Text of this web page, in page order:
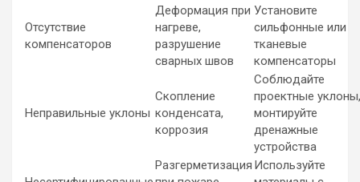
Отсутствие
компенсаторов
Деформация при
нагреве,
разрушение
сварных швов
Установите
сильфонные или
тканевые
компенсаторы
Неправильные уклоны
Скопление
конденсата,
коррозия
Соблюдайте
проектные уклоны,
монтируйте
дренажные
устройства
Разгерметизация Используйте